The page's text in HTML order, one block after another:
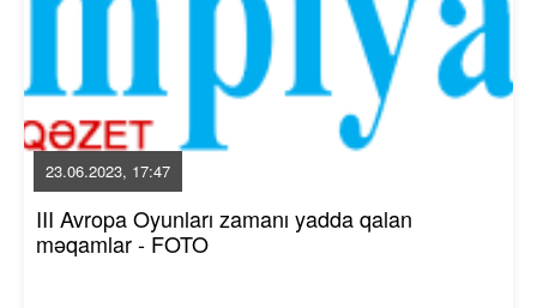
23.06.2023, 17:47
III Avropa Oyunları zamanı yadda qalan
məqamlar - FOTO